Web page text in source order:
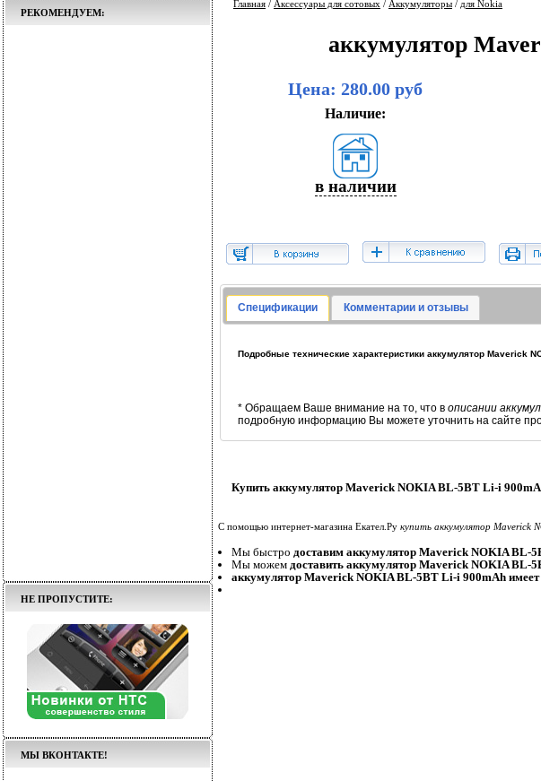
РЕКОМЕНДУЕМ:
НЕ ПРОПУСТИТЕ:
МЫ ВКОНТАКТЕ!
Главная / Аксессуары для сотовых / Аккумуляторы / для Nokia
аккумулятор
Цена: 280.00 руб
Наличие:
в наличии
Спецификации Комментарии и отзывы
Подробные технические характеристики аккумулятор Maverick
* Обращаем Ваше внимание на то, что вописании
подробную информацию Вы можете уточнить на сайте
Купить аккумулятор Maverick NOKIA BL-5BT Li-i
С помощью интернет-магазина Екател.Ру купить аккумулятор Maverick
Мы быстро доставим аккумулятор Maverick NOKIA BL-
Мы можем доставить аккумулятор Maverick NOKIA BL-
аккумулятор Maverick NOKIA BL-5BT Li-i 900mAh имеет